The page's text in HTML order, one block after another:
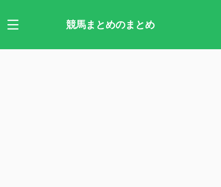
競馬まとめのまとめ